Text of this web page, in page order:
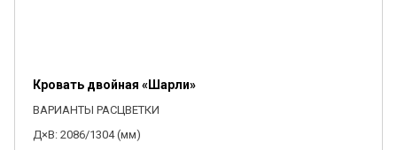
Кровать двойная «Шарли»
ВАРИАНТЫ РАСЦВЕТКИ
Д×В: 2086/1304 (мм)